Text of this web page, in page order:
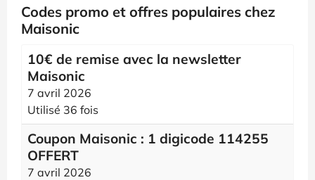
Codes promo et offres populaires chez
Maisonic
10€ de remise avec la newsletter
Maisonic
7 avril 2026
Utilisé 36 fois
Coupon Maisonic : 1 digicode 114255
OFFERT
7 avril 2026